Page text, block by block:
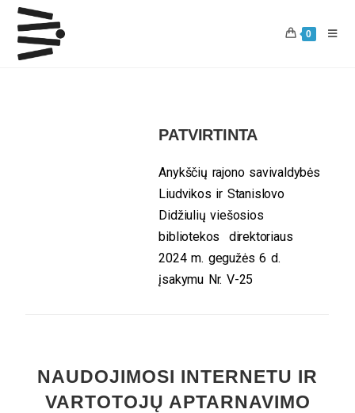
0
PATVIRTINTA
Anykščių rajono savivaldybės
Liudvikos ir Stanislovo
Didžiulių viešosios
bibliotekos direktoriaus
2024 m. gegužės 6 d.
įsakymu Nr. V-25
NAUDOJIMOSI INTERNETU IR
VARTOTOJŲ APTARNAVIMO